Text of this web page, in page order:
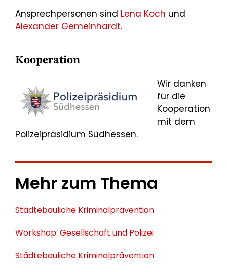
Ansprechpersonen sind Lena Koch und
Alexander Gemeinhardt.
Kooperation
Wir danken
für die
Kooperation
mit dem
Polizeipräsidium Südhessen.
Mehr zum Thema
Städtebauliche Kriminalprävention
Workshop: Gesellschaft und Polizei
Städtebauliche Kriminalprävention